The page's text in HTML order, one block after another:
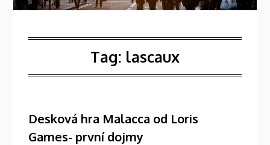
Tag: lascaux
Desková hra Malacca od Loris
Games- první dojmy